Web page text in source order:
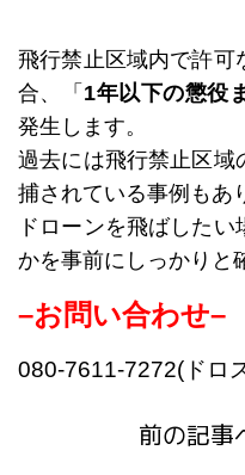
飛行禁止区域内で許可
合、「 1年以下の懲役
発生します。
過去には飛行禁止区域
捕されている事例もあ
ドローンを飛ばした
かを事前にしっかりと
–お問い合わせ–
080-7611-7272(ドロ
前の記事